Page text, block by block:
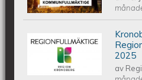
2025
Kronobergs
april 2025
2025
av